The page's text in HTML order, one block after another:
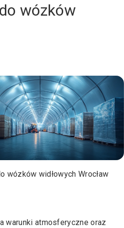
wózków
wózków widłowych Wrocław
warunki atmosferyczne oraz